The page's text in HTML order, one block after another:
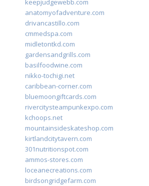
keepjudgewebb.com
anatomyofadventure.com
drivancastillo.com
cmmedspa.com
midletontkd.com
gardensandgrills.com
basilfoodwine.com
nikko-tochigi.net
caribbean-corner.com
bluemoongiftcards.com
rivercitysteampunkexpo.com
kchoops.net
mountainsideskateshop.com
kirtlandcitytavern.com
301nutritionspot.com
ammos-stores.com
loceanecreations.com
birdsongridgefarm.com